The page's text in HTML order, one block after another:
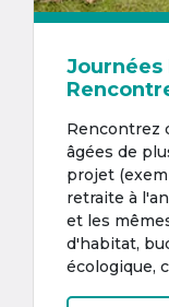
Rencontrez
âgées de
projet
retraite à
et les
d'habitat,
écologique,